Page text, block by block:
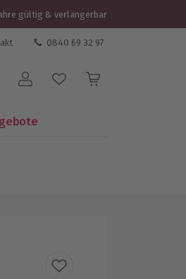
gültig & verlängerbar
0840 69 32 97
Benutzerkonto